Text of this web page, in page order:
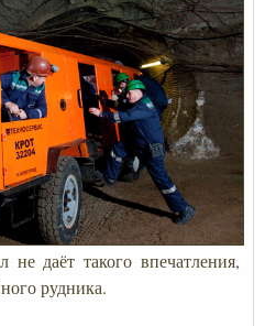
даёт такого впечатления,
рудника.